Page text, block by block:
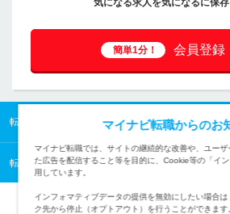
気になる求人を気になるに保存
簡単1分！ 会員登録
転職TOP 首都圏の転職・求人情報TOP 神奈川
転職TOP コンサルタント・金融・不動産専門職
マイナビ転職からのお
マイナビ転職では、サイトの継続的な改善や、ユー
た広告を配信すること等を目的に、Cookie等の「イ
用しています。
インフォマティブデータの提供を無効にしたい場合
ク先から停止（オプトアウト）を行うことができます